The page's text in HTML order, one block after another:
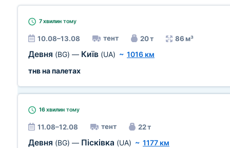
7 хвилин тому
10.08–13.08 тент 20 т 86 м³
Девня (BG) — Київ (UA) ~ 1016 км
тнв на палетах
16 хвилин тому
11.08–12.08 тент 22 т
Девня (BG) — Пісківка (UA) ~ 1177 км